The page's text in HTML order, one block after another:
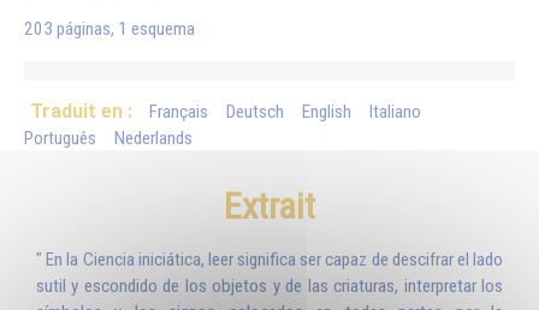
203 páginas, 1 esquema
Traduit en : Français Deutsch English
Italiano
Português
Nederlands
Extrait
" En la Ciencia iniciática, leer significa ser capaz de descifrar el lado
sutil y escondido de los objetos y de las criaturas, interpretar los